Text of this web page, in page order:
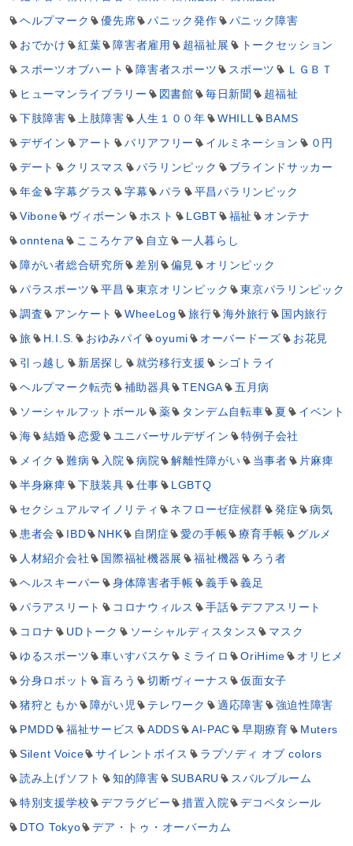
ヘルプマーク
優先席 パニック発作
パニック障害
おでかけ
紅葉 障害者雇用 超福祉展
トークセッション
スポーツオブハート
障害者スポーツ スポーツ
ＬＧＢＴ
ヒューマンライブラリー
図書館 毎日新聞
超福祉
下肢障害
上肢障害 人生１００年 WHILL
BAMS
デザイン
アート バリアフリー イルミネーション
０円
デート
クリスマス パラリンピック
ブラインドサッカー
年金
字幕グラス 字幕 パラ
平昌パラリンピック
Vibone
ヴィボーン ホスト LGBT 福祉
オンテナ
onntena
こころケア 自立
一人暮らし
障がい者総合研究所
差別 偏見
オリンピック
パラスポーツ
平昌 東京オリンピック
東京パラリンピック
調査
アンケート WheeLog 旅行 海外旅行
国内旅行
旅
H.I.S. おゆみパイ oyumi オーバードーズ
お花見
引っ越し
新居探し 就労移行支援
シゴトライ
ヘルプマーク転売
補助器具 TENGA
五月病
ソーシャルフットボール
薬 タンデム自転車 夏
イベント
海
結婚 恋愛 ユニバーサルデザイン
特例子会社
メイク
難病 入院 病院 解離性障がい 当事者
片麻痺
半身麻痺
下肢装具 仕事
LGBTQ
セクシュアルマイノリティ
ネフローゼ症候群 発症
病気
患者会
IBD NHK 自閉症 愛の手帳 療育手帳
グルメ
人材紹介会社
国際福祉機器展 福祉機器
ろう者
ヘルスキーパー
身体障害者手帳 義手
義足
パラアスリート
コロナウィルス 手話
デフアスリート
コロナ
UDトーク ソーシャルディスタンス
マスク
ゆるスポーツ
車いすバスケ ミライロ OriHime
オリヒメ
分身ロボット
盲ろう 切断ヴィーナス
仮面女子
猪狩ともか
障がい児 テレワーク 適応障害
強迫性障害
PMDD
福祉サービス ADDS AI-PAC 早期療育
Muters
Silent Voice
サイレントボイス
ラプソディ オブ colors
読み上げソフト
知的障害 SUBARU
スバルブルーム
特別支援学校
デフラグビー 措置入院
デコペタシール
DTO Tokyo
デア・トゥ・オーバーカム